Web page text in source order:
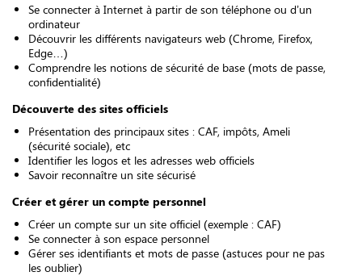
Se connecter à Internet à partir de son téléphone ou d’un
ordinateur
Découvrir les différents navigateurs web (Chrome, Firefox,
Edge…)
Comprendre les notions de sécurité de base (mots de passe,
confidentialité)
Découverte des sites officiels
Présentation des principaux sites : CAF, impôts, Ameli
(sécurité sociale), etc
Identifier les logos et les adresses web officiels
Savoir reconnaître un site sécurisé
Créer et gérer un compte personnel
Créer un compte sur un site officiel (exemple : CAF)
Se connecter à son espace personnel
Gérer ses identifiants et mots de passe (astuces pour ne pas
les oublier)